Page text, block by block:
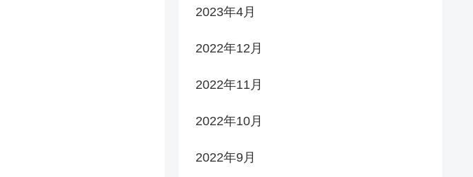
2023年4月
2022年12月
2022年11月
2022年10月
2022年9月